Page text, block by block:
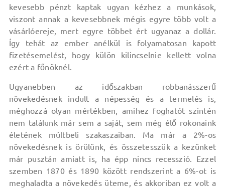
kevesebb pénzt kaptak ugyan kézhez a munkások,
viszont annak a kevesebbnek mégis egyre több volt a
vásárlóereje, mert egyre többet ért ugyanaz a dollár.
Így tehát az ember anélkül is folyamatosan kapott
fizetésemelést, hogy külön kilincselnie kellett volna
ezért a főnöknél.
Ugyanebben az időszakban robbanásszerű
növekedésnek indult a népesség és a termelés is,
méghozzá olyan mértékben, amihez foghatót szintén
nem találunk már sem a saját, sem még élő rokonaink
életének múltbeli szakaszaiban. Ma már a 2%-os
növekedésnek is örülünk, és összetesszük a kezünket
már pusztán amiatt is, ha épp nincs recesszió. Ezzel
szemben 1870 és 1890 között rendszerint a 6%-ot is
meghaladta a növekedés üteme, és akkoriban ez volt a